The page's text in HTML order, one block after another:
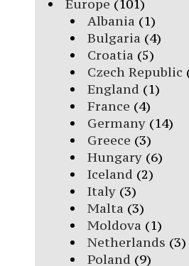
Europe (101)
Albania (1)
Bulgaria (4)
Croatia (5)
Czech Republic
England (1)
France (4)
Germany(14)
Greece (3)
Hungary(6)
Iceland (2)
Italy(3)
Malta (3)
Moldova (1)
Netherlands (3)
Poland (9)